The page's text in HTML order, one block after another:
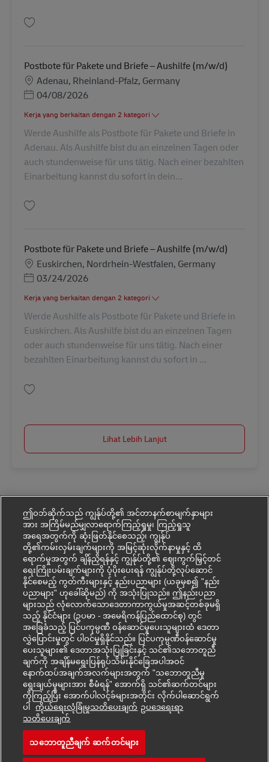
Mohon kerjaya ini
Simpan kerjaya
Postbote für Pakete und Briefe – Aushilfe (m/w/d)
LokasiAdenau, Rheinland-Pfalz, Germany
Posted Date
04/08/2026
Kerja yang berkaitan dengan 2 kategori
Werde Aushilfe als Postbote für Pakete und Briefe in
Adenau. Als Aushilfe bist du an einzelnen Tagen oder
auch stundenweise für uns tätig. Nach einer bezahlten
Einarbeitung kannst du sofort in dein...
Postbote für Pakete und Briefe – Aushilfe (m/w/d)
LokasiEuskirchen, Nordrhein-Westfalen, Germany
Posted Date
03/24/2026
Kerja yang berkaitan dengan 2 kategori
Werde Aushilfe als Postbote für Pakete und Briefe in
Euskirchen. Als Aushilfe bist du an einzelnen Tagen
oder auch stundenweise für uns tätig. Nach einer
bezahlten Einarbeitung kannst du sofort in ...
Lihat Lebih Lanjut
ဤဝဘ်ဆိုက်သည် ကျွန်ုပ်တို့၏ အင်တာနက်စာမျက်နှာများ
အား အကြိမ်မည်မျှလာရောက်ကြည့်ရှုမှု၊ ကြည့်ရှုသူ
အရေအတွက်ကို ဆုံးဖြတ်နိုင်စေသည့်၊ ကျွန်ုပ်
တို့၏ကမ်းလှမ်းချက်များကို အမြင့်ဆုံးလိုက်နာမှုနှင့် ထိ
ရောက်မှုအတွက် ချိန်ညှိရန်နှင့် ကျွန်ုပ်တို့၏ ဈေးကွက်မြှင့်တင်
ရေးကြိုးပမ်းချက်များကို ပံ့ပိုးပေးရန် ကျွန်ုပ်တို့လုပ်ဆောင်
နိုင်စေမည့် ကွတ်ကီးများနှင့် နည်းပညာများ (ယခုမှစ၍ "နည်း
ပညာများ" ဟုခေါ်ဆိုမည်) ကို အသုံးပြုသည်။ ဤနည်းပညာ
များသည် လုံလောက်သောဒေတာကာကွယ်မှုအဆင့်တစ်ခုမရှိ
သည့် နိုင်ငံများ (ဥပမာ - အမေရိကန်ပြည်ထောင်စု) တွင်
အခြေခံသည့် ပြင်ပကုမ္ပဏီ ဝန်ဆောင်မှုပေးသူများထံ ဒေတာ
လွှဲပြောင်းမှုတွင် ပါဝင်မှုရှိနိုင်သည်။ ပြင်ပကုမ္ပဏီဝန်ဆောင်မှု
ပေးသူများ၏ ဒေတာအသုံးပြုခြင်းနှင့် သင်၏သဘောတူညီ
ချက်ကို အချိန်မရွေးပြန်ရုပ်သိမ်းနိုင်ခြေအပါအဝင်
နောက်ထပ်အချက်အလက်များအတွက် "သဘောတူညီမှု
ရွေးချယ်မှုများအား စီမံရန်" အောက်ရှိ သင်၏ဆက်တင်များ
ကိုကြည့်ပြီး အောက်ပါလင့်ခ်များအတိုင်း လိုက်ပါဆောင်ရွက်
ပါ
ကိုယ်ရေးလုံခြုံမှုသတိပေးချက် ဥပ‌ဒေရေးရာ
သတိပေးချက်
သဘောတူညီချက် ဆက်တင်များ